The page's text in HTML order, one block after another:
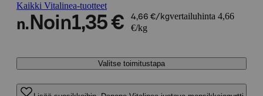
Kaikki Vitalinea-tuotteet
n. Noin1,35 € 4,66 €/kgvertailuhinta 4,66
€/kg
Valitse toimitustapa